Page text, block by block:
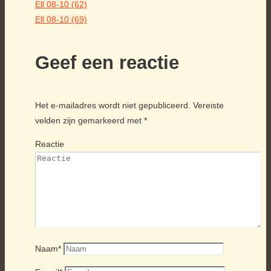
Ell 08-10 (62)
Ell 08-10 (69)
Geef een reactie
Het e-mailadres wordt niet gepubliceerd. Vereiste
velden zijn gemarkeerd met *
Reactie
Naam*